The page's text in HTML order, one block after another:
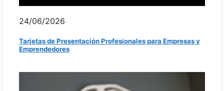
24/06/2026
Tarjetas de Presentación Profesionales para Empresas y
Emprendedores